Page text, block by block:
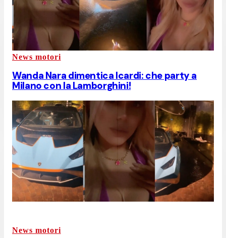
News motori
Wanda Nara dimentica Icardi: che party a
Milano con la Lamborghini!
News motori